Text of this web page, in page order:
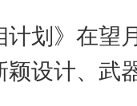
划》在望
设计、武